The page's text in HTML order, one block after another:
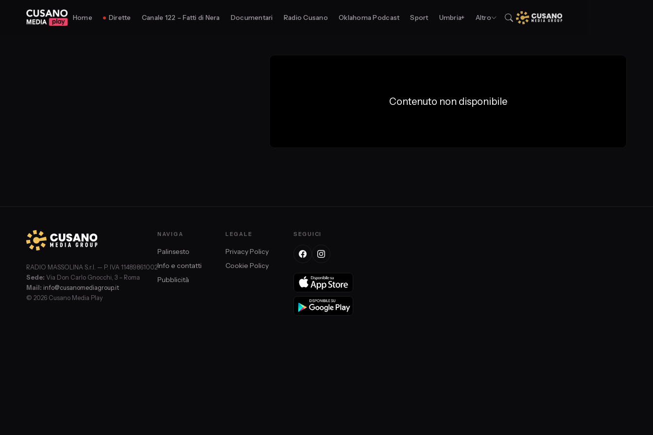
Home Dirette Canale 122 – Fatti di Nera Documentari Radio Cusano Oklahoma Podcast Sport Umbria+ Altro
Contenuto non disponibile
RADIO MASSOLINA S.r.l. — P. IVA 11489861002
Sede: Via Don Carlo Gnocchi, 3 – Roma
Mail: info@cusanomediagroup.it
© 2026 Cusano Media Play
NAVIGA
Palinsesto
Info e contatti
Pubblicità
LEGALE
Privacy Policy
Cookie Policy
SEGUICI